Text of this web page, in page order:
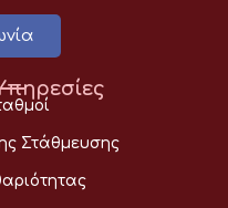
Στάθμευσης